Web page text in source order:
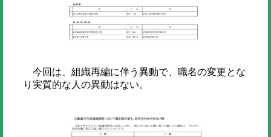
今回は、組織再編に伴う異動で、職名の変更とな
り実質的な人の異動はない。